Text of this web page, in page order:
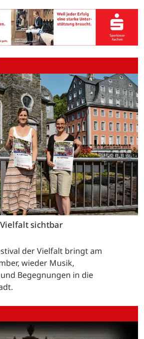
sichtbar
der Vielfalt bringt am
wieder Musik,
Begegnungen in die